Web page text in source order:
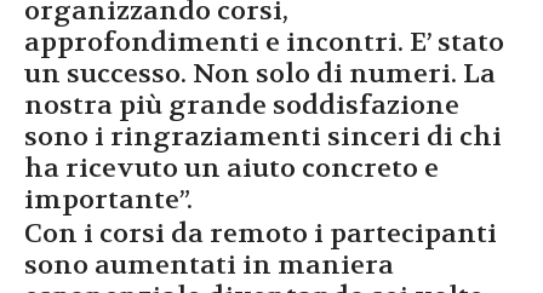
organizzando corsi,
approfondimenti e incontri. E’ stato
un successo. Non solo di numeri. La
nostra più grande soddisfazione
sono i ringraziamenti sinceri di chi
ha ricevuto un aiuto concreto e
importante”.
Con i corsi da remoto i partecipanti
sono aumentati in maniera